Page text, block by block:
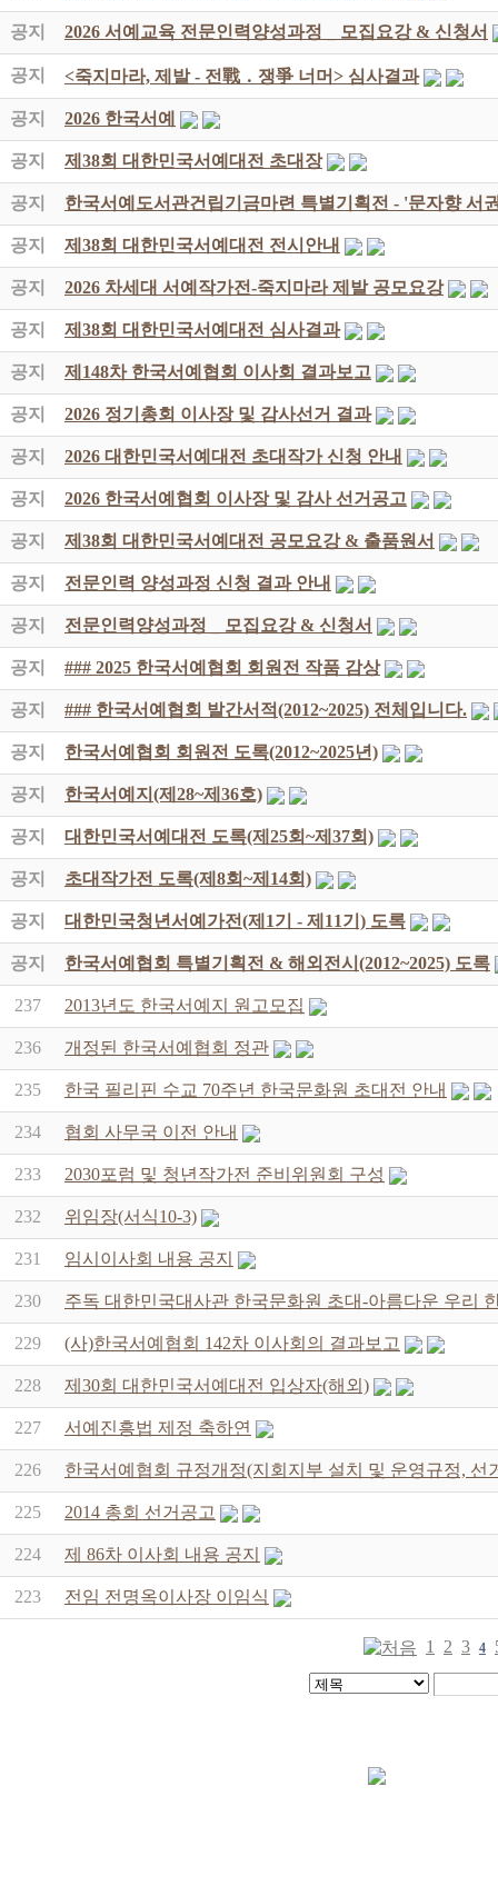
공지 2026 서예교육 전문인력양성과정 _ 모집요강 & 신청서
공지 <죽지마라, 제발 - 전戰 ․ 쟁爭 너머> 심사결과
공지 2026 한국서예
공지 제38회 대한민국서예대전 초대장
공지 한국서예도서관건립기금마련 특별기획전 - '문자향 서
공지 제38회 대한민국서예대전 전시안내
공지 2026 차세대 서예작가전-죽지마라 제발 공모요강
공지 제38회 대한민국서예대전 심사결과
공지 제148차 한국서예협회 이사회 결과보고
공지 2026 정기총회 이사장 및 감사선거 결과
공지 2026 대한민국서예대전 초대작가 신청 안내
공지 2026 한국서예협회 이사장 및 감사 선거공고
공지 제38회 대한민국서예대전 공모요강 & 출품원서
공지 전문인력 양성과정 신청 결과 안내
공지 전문인력양성과정 _ 모집요강 & 신청서
공지 ### 2025 한국서예협회 회원전 작품 감상
공지 ### 한국서예협회 발간서적(2012~2025) 전체입니다.
공지 한국서예협회 회원전 도록(2012~2025년)
공지 한국서예지(제28~제36호)
공지 대한민국서예대전 도록(제25회~제37회)
공지 초대작가전 도록(제8회~제14회)
공지 대한민국청년서예가전(제1기 - 제11기) 도록
공지 한국서예협회 특별기획전 & 해외전시(2012~2025) 도록
237 2013년도 한국서예지 원고모집
236 개정된 한국서예협회 정관
235 한국 필리핀 수교 70주년 한국문화원 초대전 안내
234 협회 사무국 이전 안내
233 2030포럼 및 청년작가전 준비위원회 구성
232 위임장(서식10-3)
231 임시이사회 내용 공지
230 주독 대한민국대사관 한국문화원 초대-아름다운 우리
229 (사)한국서예협회 142차 이사회의 결과보고
228 제30회 대한민국서예대전 입상자(해외)
227 서예진흥법 제정 축하연
226 한국서예협회 규정개정(지회지부 설치 및 운영규정,
225 2014 총회 선거공고
224 제 86차 이사회 내용 공지
223 전임 전명옥이사장 이임식
1 2 3 4